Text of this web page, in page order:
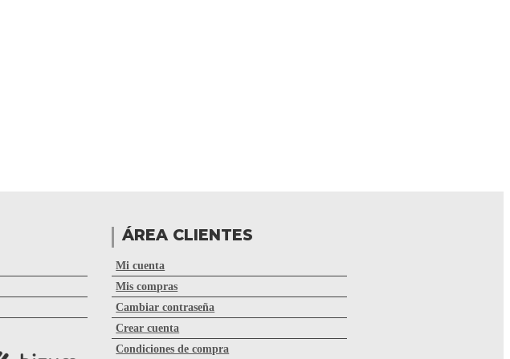
ÁREA CLIENTES
Mi cuenta
Mis compras
Cambiar contraseña
Crear cuenta
Condiciones de compra